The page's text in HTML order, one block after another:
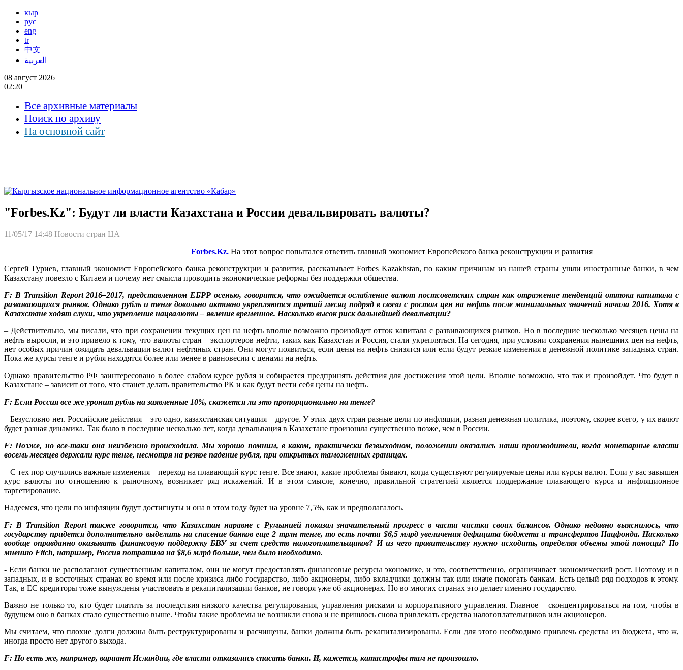
кыр
рус
eng
tr
中文
العربية
08 август 2026
02:20
Все архивные материалы
Поиск по архиву
На основной сайт
"Forbes.Kz": Будут ли власти Казахстана и России девальвировать валюты?
11/05/17 14:48 Новости стран ЦА
Forbes.Kz. На этот вопрос попытался ответить главный экономист Европейского банка реконструкции и развития
Сергей Гуриев, главный экономист Европейского банка реконструкции и развития, рассказывает Forbes Kazakhstan, по каким причинам из нашей страны ушли иностранные банки, в чем
Казахстану повезло с Китаем и почему нет смысла проводить экономические реформы без поддержки общества.
F: В Transition Report 2016–2017, представленном ЕБРР осенью, говорится, что ожидается ослабление валют постсоветских стран как отражение тенденций оттока капитала с
развивающихся рынков. Однако рубль и тенге довольно активно укрепляются третий месяц подряд в связи с ростом цен на нефть после минимальных значений начала 2016. Хотя в
Казахстане ходят слухи, что укрепление нацвалюты – явление временное. Насколько высок риск дальнейшей девальвации?
– Действительно, мы писали, что при сохранении текущих цен на нефть вполне возможно произойдет отток капитала с развивающихся рынков. Но в последние несколько месяцев цены на
нефть выросли, и это привело к тому, что валюты стран – экспортеров нефти, таких как Казахстан и Россия, стали укрепляться. На сегодня, при условии сохранения нынешних цен на нефть,
нет особых причин ожидать девальвации валют нефтяных стран. Они могут появиться, если цены на нефть снизятся или если будут резкие изменения в денежной политике западных стран.
Пока же курсы тенге и рубля находятся более или менее в равновесии с ценами на нефть.
Однако правительство РФ заинтересовано в более слабом курсе рубля и собирается предпринять действия для достижения этой цели. Вполне возможно, что так и произойдет. Что будет в
Казахстане – зависит от того, что станет делать правительство РК и как будут вести себя цены на нефть.
F: Если Россия все же уронит рубль на заявленные 10%, скажется ли это пропорционально на тенге?
– Безусловно нет. Российские действия – это одно, казахстанская ситуация – другое. У этих двух стран разные цели по инфляции, разная денежная политика, поэтому, скорее всего, у их валют
будет разная динамика. Так было в последние несколько лет, когда девальвация в Казахстане произошла существенно позже, чем в России.
F: Позже, но все-таки она неизбежно происходила. Мы хорошо помним, в каком, практически безвыходном, положении оказались наши производители, когда монетарные власти
восемь месяцев держали курс тенге, несмотря на резкое падение рубля, при открытых таможенных границах.
– С тех пор случились важные изменения – переход на плавающий курс тенге. Все знают, какие проблемы бывают, когда существуют регулируемые цены или курсы валют. Если у вас завышен
курс валюты по отношению к рыночному, возникает ряд искажений. И в этом смысле, конечно, правильной стратегией является поддержание плавающего курса и инфляционное
таргетирование.
Надеемся, что цели по инфляции будут достигнуты и она в этом году будет на уровне 7,5%, как и предполагалось.
F: В Transition Report также говорится, что Казахстан наравне с Румынией показал значительный прогресс в части чистки своих балансов. Однако недавно выяснилось, что
государству придется дополнительно выделить на спасение банков еще 2 трлн тенге, то есть почти $6,5 млрд увеличения дефицита бюджета и трансфертов Нацфонда. Насколько
вообще оправданно оказывать финансовую поддержку БВУ за счет средств налогоплательщиков? И из чего правительству нужно исходить, определяя объемы этой помощи? По
мнению Fitch, например, Россия потратила на $8,6 млрд больше, чем было необходимо.
- Если банки не располагают существенным капиталом, они не могут предоставлять финансовые ресурсы экономике, и это, соответственно, ограничивает экономический рост. Поэтому и в
западных, и в восточных странах во время или после кризиса либо государство, либо акционеры, либо вкладчики должны так или иначе помогать банкам. Есть целый ряд подходов к этому.
Так, в ЕС кредиторы тоже вынуждены участвовать в рекапитализации банков, не говоря уже об акционерах. Но во многих странах это делает именно государство.
Важно не только то, кто будет платить за последствия низкого качества регулирования, управления рисками и корпоративного управления. Главное – сконцентрироваться на том, чтобы в
будущем оно в банках стало существенно выше. Чтобы такие проблемы не возникли снова и не пришлось снова привлекать средства налогоплательщиков или акционеров.
Мы считаем, что плохие долги должны быть реструктурированы и расчищены, банки должны быть рекапитализированы. Если для этого необходимо привлечь средства из бюджета, что ж,
иногда просто нет другого выхода.
F: Но есть же, например, вариант Исландии, где власти отказались спасать банки. И, кажется, катастрофы там не произошло.